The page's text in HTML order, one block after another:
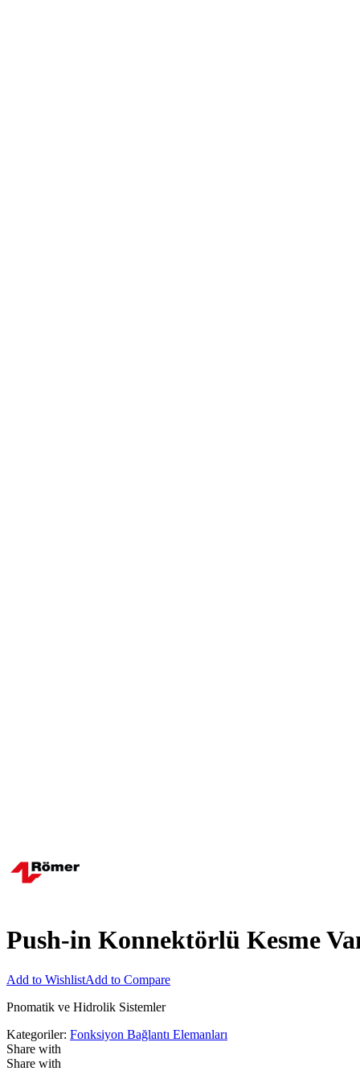
Push-in Konnektörlü Kesme
Add to WishlistAdd to Compare
Pnomatik ve Hidrolik Sistemler
Kategoriler: Fonksiyon Bağlantı Elemanları
Share with
Share with